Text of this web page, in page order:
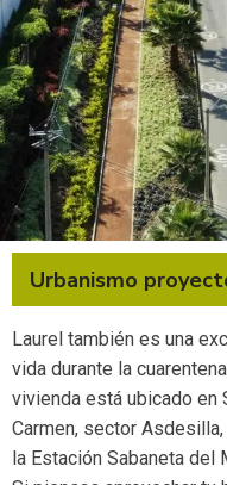
Urbanismo
Laurel también es una
vida durante la
vivienda está ubicado en
Carmen, sector
la Estación Sabaneta del